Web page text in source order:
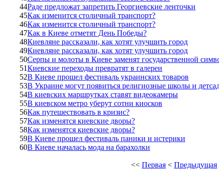
44Раде предложат запретить Георгиевские ленточки
45Как изменится столичный транспорт?
46Как изменится столичный транспорт?
47Как в Киеве отметят День Победы?
48Киевляне рассказали, как хотят улучшить город
49Киевляне рассказали, как хотят улучшить город
50Серпы и молоты в Киеве заменят государственной
51Киевские переходы превратят в галереи
52В Киеве прошел фестиваль украинских товаров
53В Украине могут появиться религиозные школы и
54В киевских маршрутках ставят видеокамеры
55В киевском метро уберут сотни киосков
56Как путешествовать в кризис?
57Как изменятся киевские дворы?
58Как изменятся киевские дворы?
59В Киеве прошел фестиваль паники и истерики
60В Киеве началась мода на барахолки
<< Первая < Предыдущая